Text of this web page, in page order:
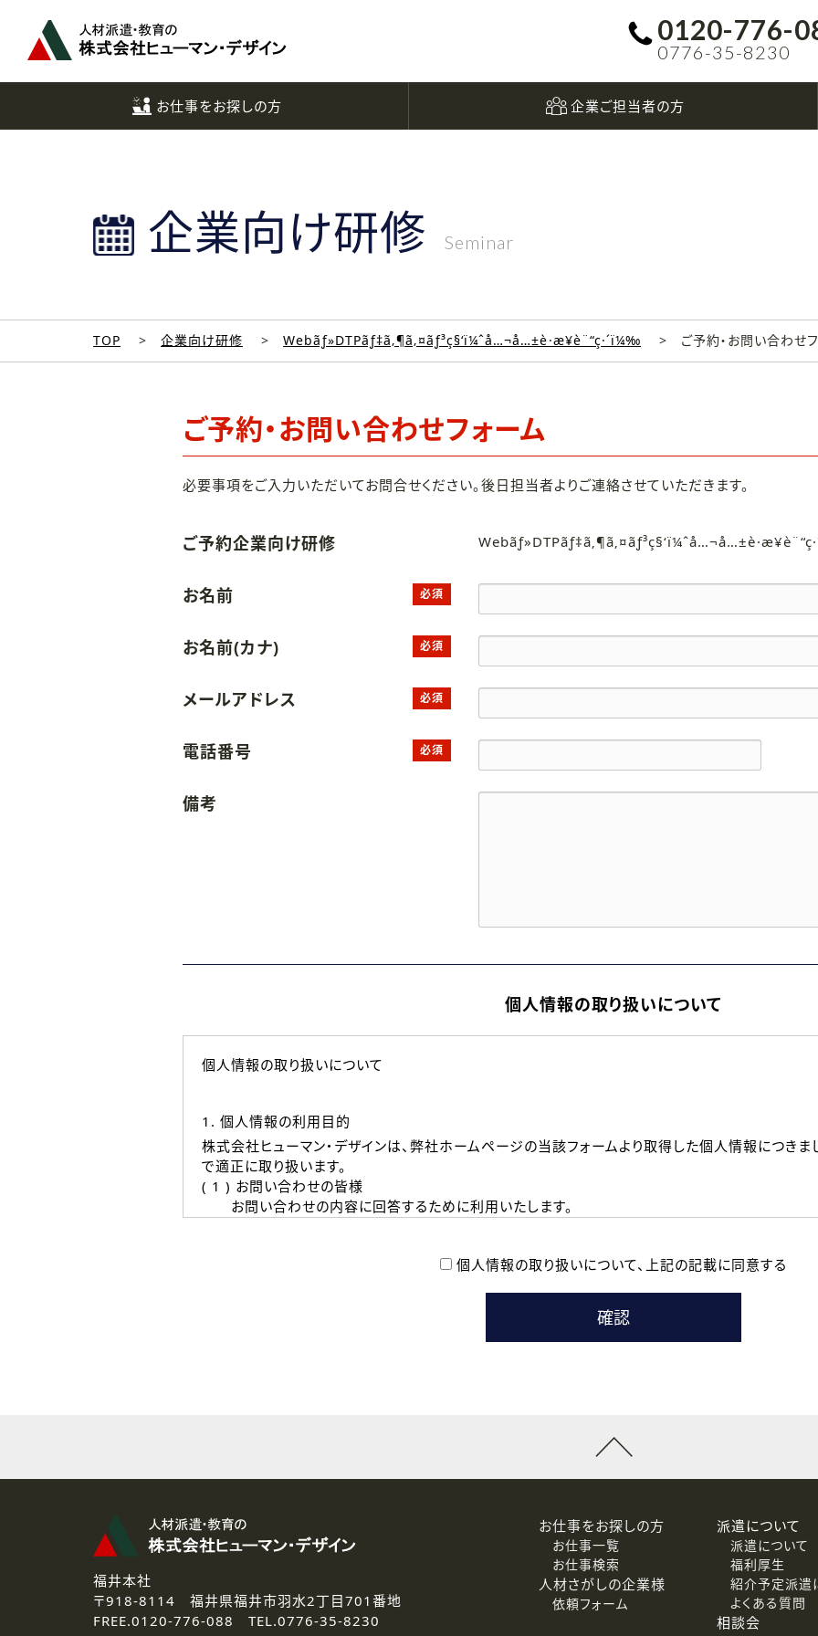
0120-776-
0776-35-8230
お仕事をお探しの方 企業ご担当者の方
企業向け研修 Seminar
TOP 企業向け研修 Webãƒ»DTPãƒ‡ã‚¶ã‚¤ãƒ³ç§‘ï¼ˆå…¬å…±è·æ¥­è¨“ç·´ï¼‰ ご予約・お問い合わせ
ご予約・お問い合わせフォーム
必要事項をご入力いただいてお問合せください。後日担当者よりご連絡させていただきます。
ご予約企業向け研修
お名前 必須
お名前(カナ) 必須
メールアドレス 必須
電話番号 必須
備考
個人情報の取り扱いについて
個人情報の取り扱いについて
1. 個人情報の利用目的
株式会社ヒューマン・デザインは、弊社ホームページの当該フォームより取得した個人情報につき
で適正に取り扱います。
( 1 ) お問い合わせの皆様
お問い合わせの内容に回答するために利用いたします。
本登録に関するご連絡および本登録時の参考情報として利用いたします。
なお、ご連絡手段は、電話・Ｅメールのいずれかの方法といたします。
3.個人情報の取り扱いの委託
弊社の定める個人情報保護の評価基準を満たした委託先に、個人情報を委託する場合があります。
4.個人情報の開示等について
ご提供いただいた個人情報の開示等（利用目的の通知、開示、訂正、追加または削除、利用の停止、
個人情報の取り扱いについて、 上記の記載に同意する
へ
福井本社
〒918-8114 福井県福井市羽水2丁目701番地
FREE.0120-776-088 TEL.0776-35-8230
お仕事をお探しの方
お仕事一覧
お仕事検索
人材さがしの企業様
依頼フォーム
派遣について
派遣について
福利厚生
紹介予定派遣
よくある質問
相談会